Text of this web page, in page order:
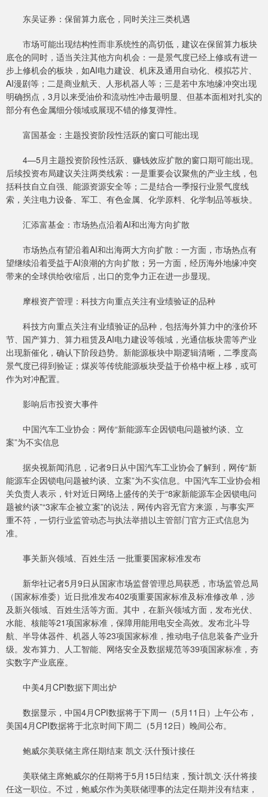
东吴证券：保留算力底仓，同时关注三类机遇
市场可能出现结构性而非系统性的高切低，建议在保留算力板块
底仓的同时，适当关注其他方向机会：一是景气度已经上修或有进一
步上修机会的板块，如AI电力建设、机床及通用自动化、模拟芯片、
AI漫剧等；二是商业航天、人形机器人等；三是若中东地缘冲突出现
明确拐点，3月以来受油价和流动性冲击最明显、但基本面相对扎实的
部分有色金属细分领域或展现不错的修复弹性。
富国基金：主题投资阶段性活跃的窗口可能出现
4—5月主题投资阶段性活跃、赚钱效应扩散的窗口期可能出现。
后续投资布局建议关注两类线索：一是重要会议聚焦的产业主线，包
括科技自立自强、能源资源安全等；二是结合一季报行业景气度线
索，关注电力设备、军工、有色金属、化学原料、化学制品等板块。
汇添富基金：市场热点沿着AI和出海方向扩散
市场热点有望沿着AI和出海两大方向扩散：一方面，市场热点有
望继续沿着受益于AI浪潮的方向扩散；另一方面，经历海外地缘冲突
带来的全球供给收缩后，出口的竞争力正在进一步显现。
摩根资产管理：科技方向重点关注有业绩验证的品种
科技方向重点关注有业绩验证的品种，包括海外算力中的涨价环
节、国产算力、算力租赁及AI电力建设等领域，光通信板块需等产业
出现新催化，确认下阶段趋势。新能源板块中期逻辑清晰，二季度高
景气度已得到验证；煤炭等传统能源板块受益于价格中枢上移，或可
作为对冲配置。
影响后市投资大事件
中国汽车工业协会：网传“新能源车企因锁电问题被约谈、立
案”为不实信息
据央视新闻消息，记者9日从中国汽车工业协会了解到，网传“新
能源车企因锁电问题被约谈、立案”为不实信息。中国汽车工业协会相
关负责人表示，针对近日网络上盛传的关于“8家新能源车企因锁电问
题被约谈”“3家车企被立案”的说法，网传内容无官方来源，与事实严
重不符，一切行业监管动态与执法举措以主管部门官方正式信息为
准。
事关新兴领域、百姓生活 一批重要国家标准发布
新华社记者5月9日从国家市场监督管理总局获悉，市场监管总局
（国家标准委）近日批准发布402项重要国家标准及标准修改单，涉
及新兴领域、百姓生活等方面。其中，在新兴领域方面，发布光伏、
水能、核能等21项国家标准，保障用能用电安全高效。发布北斗导
航、半导体器件、机器人等23项国家标准，推动电子信息装备产业升
级。发布算力、人工智能、网络安全及数据规范等39项国家标准，夯
实数字产业底座。
中美4月CPI数据下周出炉
数据显示，中国4月CPI数据将于下周一（5月11日）上午公布，
美国4月CPI数据将于北京时间下周二（5月12日）晚间公布。
鲍威尔美联储主席任期结束 凯文·沃什预计接任
美联储主席鲍威尔的任期将于5月15日结束，预计凯文·沃什将接
任这一职位。不过，鲍威尔作为美联储理事的法定任期并没有结束，